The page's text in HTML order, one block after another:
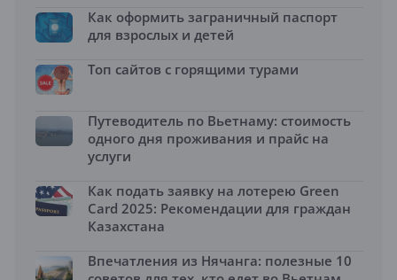
Как оформить заграничный паспорт
для взрослых и детей
Топ сайтов с горящими турами
Путеводитель по Вьетнаму: стоимость
одного дня проживания и прайс на
услуги
Как подать заявку на лотерею Green
Card 2025: Рекомендации для граждан
Казахстана
Впечатления из Нячанга: полезные 10